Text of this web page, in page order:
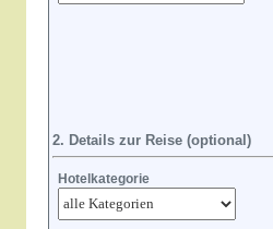
2. Details zur Reise (optional)
Hotelkategorie